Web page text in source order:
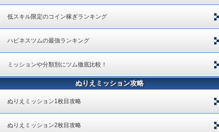
低スキル限定のコイン稼ぎランキング
ハピネスツムの最強ランキング
ミッションや分類別にツム徹底比較！
ぬりえミッション攻略
ぬりえミッション1枚目攻略
ぬりえミッション2枚目攻略